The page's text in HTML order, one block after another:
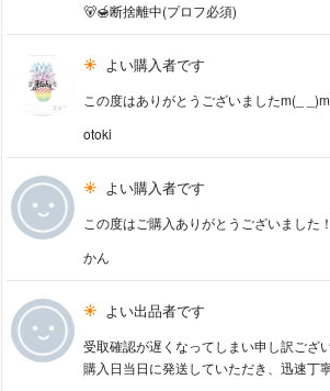
🐻🍯断捨離中(プロフ必須)
よい購入者です
この度はありがとうございましたm(_ _)m
otoki
よい購入者です
この度はご購入ありがとうございました
かん
よい出品者です
受取確認が遅くなってしまい申し訳ござい
購入日当日に発送していただき、迅速丁